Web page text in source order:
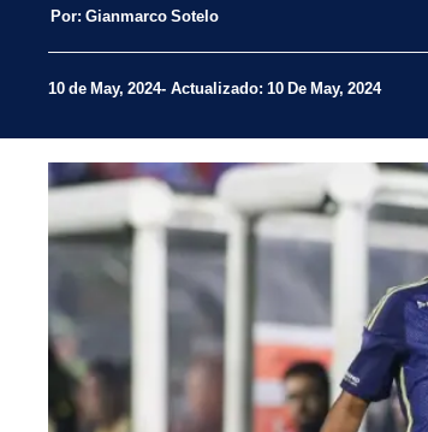
Por: Gianmarco Sotelo
10 de May, 2024 Actualizado: 10 De May, 2024